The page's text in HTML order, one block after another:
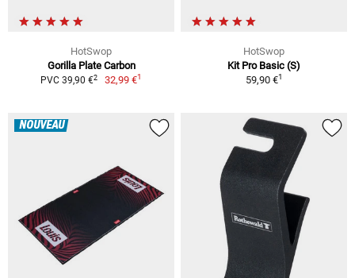
HotSwop
Gorilla Plate Carbon
PVC 39,90 €2 32,99 €1
HotSwop
Kit Pro Basic (S)
59,90 €1
NOUVEAU